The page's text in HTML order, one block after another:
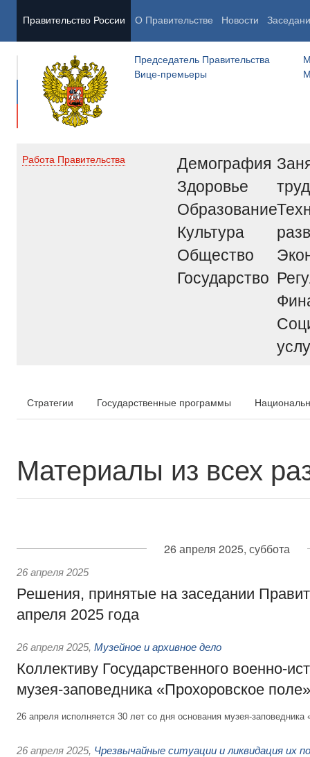
Правительство России О Правительстве Новости
Председатель Правительства
Вице-премьеры
Работа Правительства
Демография
Здоровье
Образование
Культура
Общество
Государство
труд
Стратегии Государственные программы
Материалы из всех
26 апреля 2025, суббота
26 апреля 2025
Решения, принятые на заседании
апреля 2025 года
26 апреля 2025, Музейное и архивное дело
Коллективу Государственного военно-
музея-заповедника «Прохоровское поле»
26 апреля исполняется 30 лет со дня основания музея-заповедника
26 апреля 2025, Чрезвычайные ситуации и ликвидация их